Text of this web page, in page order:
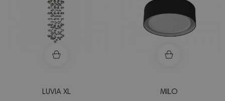
LUVIA XL MILO